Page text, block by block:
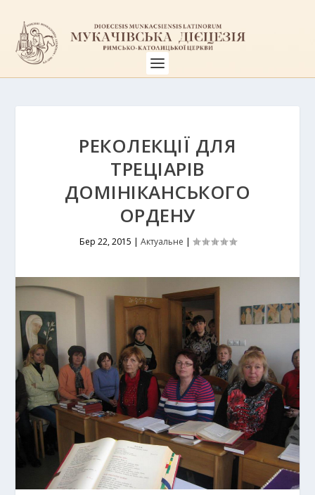
РЕКОЛЕКЦІЇ ДЛЯ
ТРЕЦІАРІВ
ДОМІНІКАНСЬКОГО
ОРДЕНУ
Бер 22, 2015 | Актуальне |